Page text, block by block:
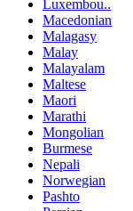
Luxembou..
Macedonian
Malagasy
Malay
Malayalam
Maltese
Maori
Marathi
Mongolian
Burmese
Nepali
Norwegian
Pashto